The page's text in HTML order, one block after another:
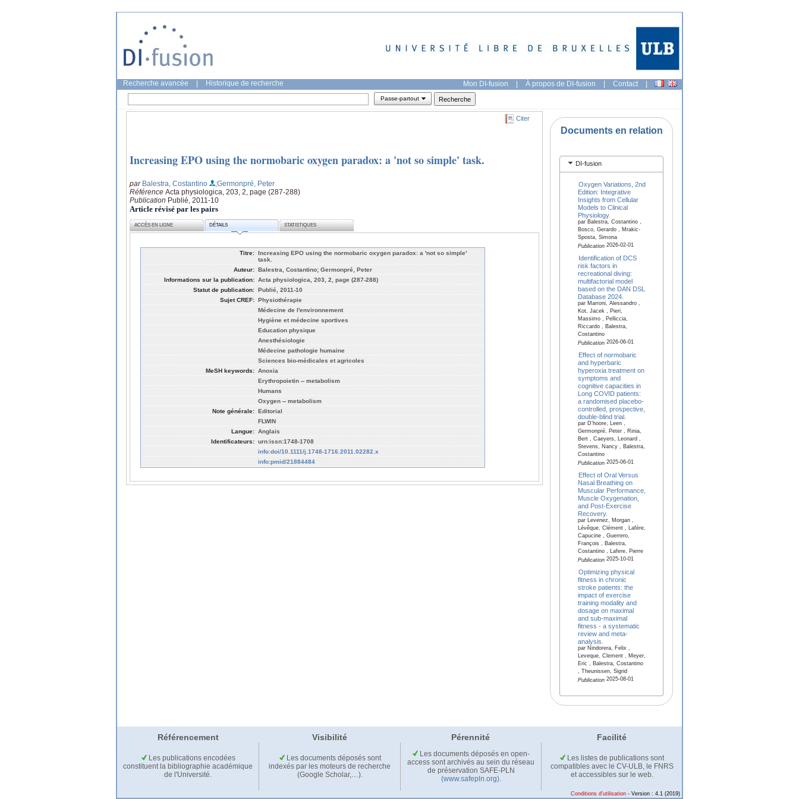
Recherche avancée Historique de recherche Mon DI-fusion | À propos de DI-fusion | Contact |
Passe-partout
Citer
Increasing EPO using the normobaric oxygen paradox: a 'not so simple' task.
par Balestra, Costantino
;Germonpré, Peter
Référence Acta physiologica, 203, 2, page (287-288)
Publication Publié, 2011-10
Article révisé par les pairs
ACCÈS EN LIGNE DÉTAILS STATISTIQUES
Titre: Increasing EPO using the normobaric oxygen paradox: a 'not so simple'
task.
Auteur: Balestra, Costantino; Germonpré, Peter
Informations sur la publication: Acta physiologica, 203, 2, page (287-288)
Statut de publication: Publié, 2011-10
Sujet CREF: Physiothérapie
Médecine de l'environnement
Hygiène et médecine sportives
Education physique
Anesthésiologie
Médecine pathologie humaine
Sciences bio-médicales et agricoles
MeSH keywords: Anoxia
Erythropoietin -- metabolism
Humans
Oxygen -- metabolism
Note générale: Editorial
FLWIN
Langue: Anglais
Identificateurs: urn:issn:1748-1708
info:doi/10.1111/j.1748-1716.2011.02282.x
info:pmid/21884484
Documents en relation
DI-fusion
Oxygen Variations, 2nd
Edition: Integrative
Insights from Cellular
Models to Clinical
Physiology.
par Balestra, Costantino ,
Bosco, Gerardo , Mrakic-
Sposta, Simona
Publication2026-02-01
Identification of DCS
risk factors in
recreational diving:
multifactorial model
based on the DAN DSL
Database 2024.
par Marroni, Alessandro ,
Kot, Jacek , Pieri,
Massimo , Pelliccia,
Riccardo , Balestra,
Costantino
Publication2026-06-01
Effect of normobaric
and hyperbaric
hyperoxia treatment on
symptoms and
cognitive capacities in
Long COVID patients:
a randomised placebo-
controlled, prospective,
double-blind trial.
par D'hoore, Leen ,
Germonpré, Peter , Rinia,
Bert , Caeyers, Leonard ,
Stevens, Nancy , Balestra,
Costantino
Publication2025-06-01
Effect of Oral Versus
Nasal Breathing on
Muscular Performance,
Muscle Oxygenation,
and Post-Exercise
Recovery.
par Levenez, Morgan ,
Lévêque, Clément , Lafère,
Capucine , Guerrero,
François , Balestra,
Costantino , Lafere, Pierre
Publication2025-10-01
Optimizing physical
fitness in chronic
stroke patients: the
impact of exercise
training modality and
dosage on maximal
and sub-maximal
fitness - a systematic
review and meta-
analysis.
par Nindorera, Felix ,
Leveque, Clement , Meyer,
Eric , Balestra, Costantino
, Theunissen, Sigrid
Publication2025-08-01
Référencement Visibilité Pérennité Facilité
Les publications encodées
constituent la bibliographie académique
de l'Université.
Les documents déposés sont
indexés par les moteurs de recherche
(Google Scholar,…).
Les documents déposés en open-
access sont archivés au sein du réseau
de préservation SAFE-PLN
(www.safepln.org).
Les listes de publications sont
compatibles avec le CV-ULB, le FNRS
et accessibles sur le web.
Conditions d'utilisation - Version : 4.1 (2019)